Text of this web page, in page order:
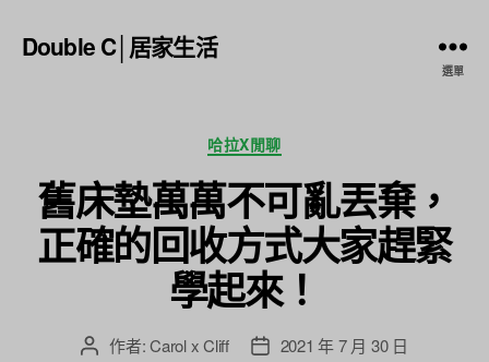
Double C│居家生活
選單
分
類
哈拉X閒聊
舊床墊萬萬不可亂丟棄，
正確的回收方式大家趕緊
學起來！
文 作者:Carol x Cliff
文 2021 年 7 月 30 日